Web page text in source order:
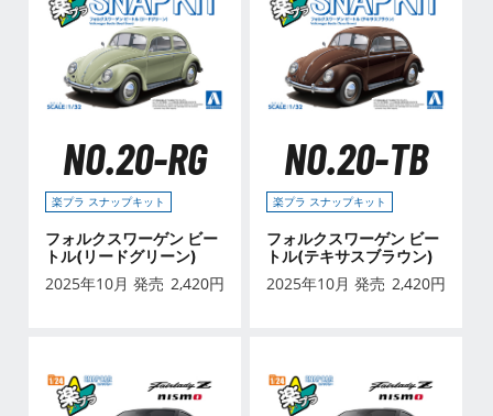
NO.20-RG
楽プラ スナップキット
フォルクスワーゲン ビー
トル(リードグリーン)
2025年10月 発売 2,420円
NO.20-TB
楽プラ スナップキット
フォルクスワーゲン ビー
トル(テキサスブラウン)
2025年10月 発売 2,420円